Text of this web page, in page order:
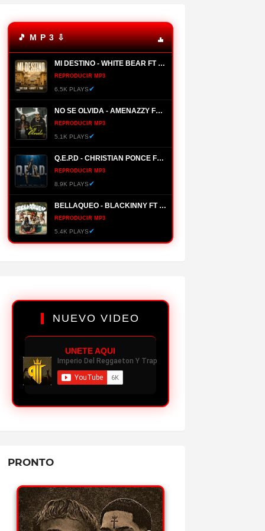
🎵 M P 3 ⇩
MI DESTINO - WHITE BEAR FT ALMIGHTY, YOMO
REPRODUCIR MP3
6.5K PLAYS✔
NO SE OLVIDA - AMENAZZY FT NTG
REPRODUCIR MP3
5.1K PLAYS✔
Q.E.P.D - CHRISTIAN PONCE FT FARRUKO, HANZEL LA H, FRONTI
REPRODUCIR MP3
8.9K PLAYS✔
BELLAQUEO - BLACKINNY FT HADES66
REPRODUCIR MP3
5.4K PLAYS✔
BABIDI - GEEZYDEE FT MIKY WOODZ
CASH - OVI FT ALMIGHTY
REPRODUCIR MP3
3.9K PLAYS✔
REPRODUCIR MP3
WSOUND 08: PICO Y CHAO - KRIS R
REPRODUCIR MP3
5.0K PLAYS✔
NUEVO VIDEO
UNETE AQUI
PRONTO